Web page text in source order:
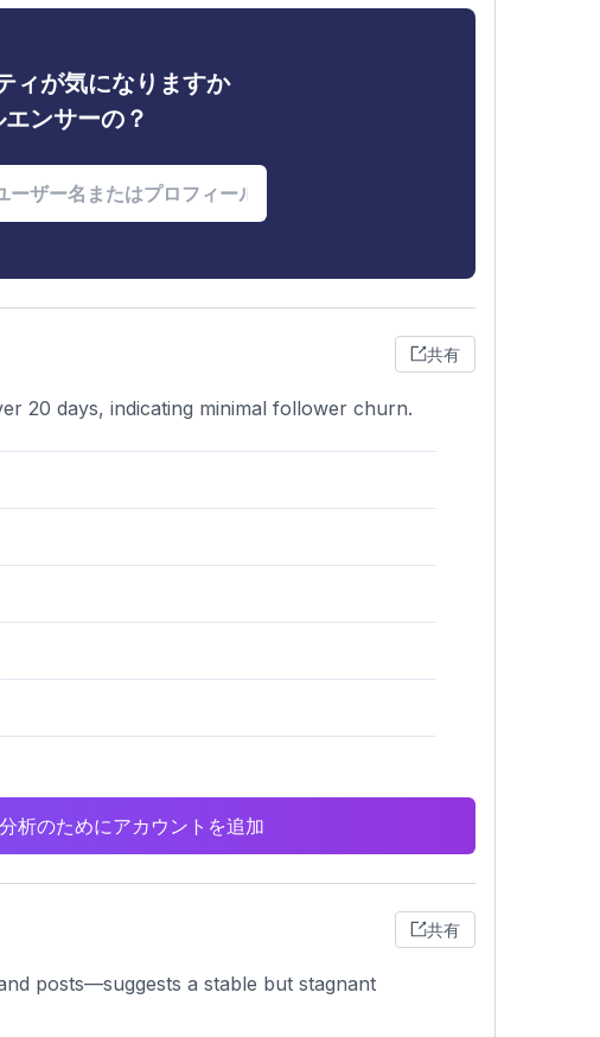
ィが気になりますか
ンサーの？
共有
20 days, indicating minimal follower churn.
析のためにアカウントを追加
共有
posts—suggests a stable but stagnant